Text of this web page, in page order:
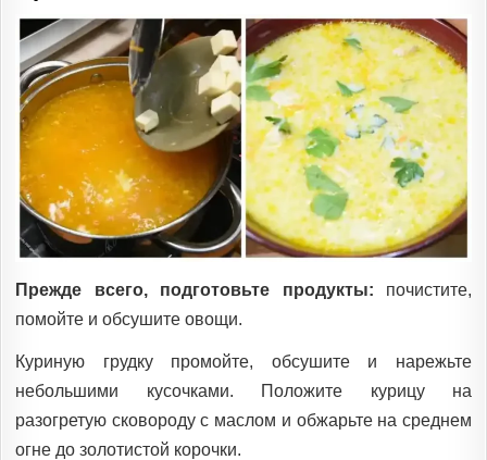
Прежде всего, подготовьте продукты: почистите,
помойте и обсушите овощи.
Куриную грудку промойте, обсушите и нарежьте
небольшими кусочками. Положите курицу на
разогретую сковороду с маслом и обжарьте на среднем
огне до золотистой корочки.